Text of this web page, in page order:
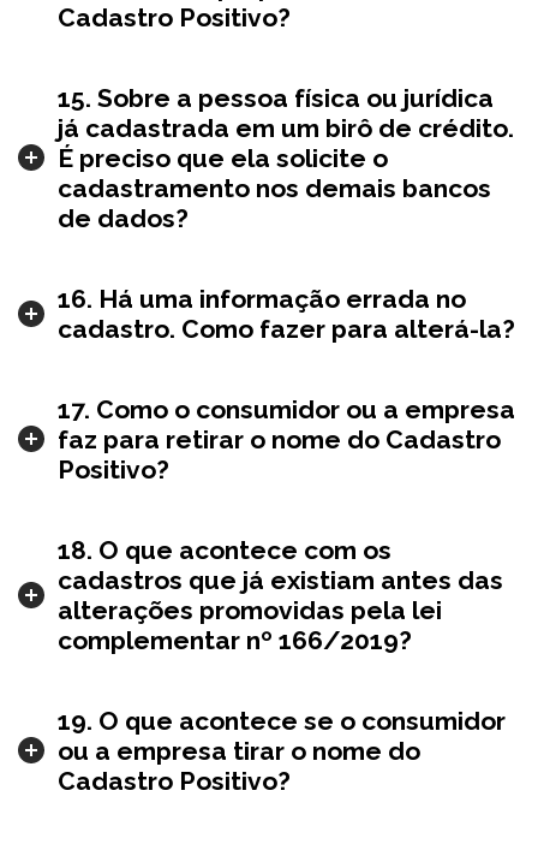
Cadastro Positivo?
15. Sobre a pessoa física ou jurídica
já cadastrada em um birô de crédito.
É preciso que ela solicite o
cadastramento nos demais bancos
de dados?
16. Há uma informação errada no
cadastro. Como fazer para alterá-la?
17. Como o consumidor ou a empresa
faz para retirar o nome do Cadastro
Positivo?
18. O que acontece com os
cadastros que já existiam antes das
alterações promovidas pela lei
complementar nº 166/2019?
19. O que acontece se o consumidor
ou a empresa tirar o nome do
Cadastro Positivo?